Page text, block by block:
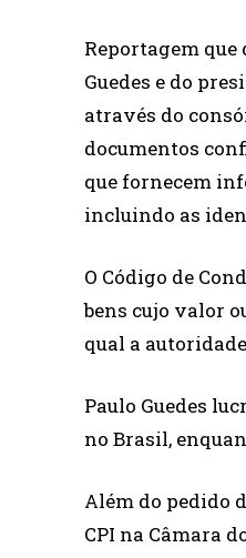
Reportagem
Guedes e do
através do
documentos
que fornecem
incluindo as
O Código de
bens cujo valor
qual a
Paulo Guedes
no Brasil,
Além do pedido
CPI na Câmara